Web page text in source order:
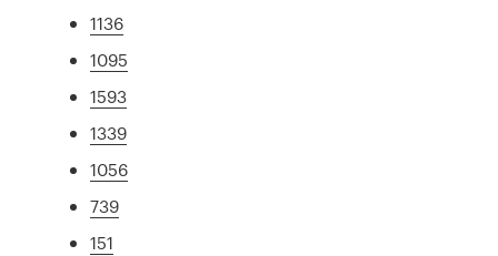
1136
1095
1593
1339
1056
739
151